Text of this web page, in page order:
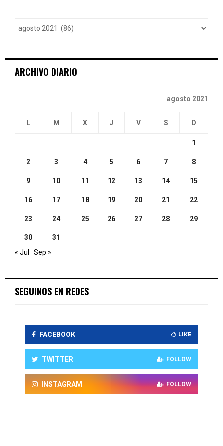
ARCHIVO DIARIO
agosto 2021
L M X J V S D
1
2 3 4 5 6 7 8
9 10 11 12 13 14 15
16 17 18 19 20 21 22
23 24 25 26 27 28 29
30
31
« Jul
Sep »
SEGUINOS EN REDES
FACEBOOK LIKE
TWITTER FOLLOW
INSTAGRAM FOLLOW